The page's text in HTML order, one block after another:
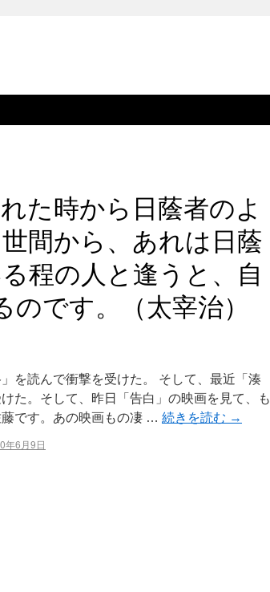
た時から日蔭者のよ
間から、あれは日蔭
程の人と逢うと、自
です。（太宰治）
を読んで衝撃を受けた。 そして、最近「湊
た。そして、昨日「告白」の映画を見て、も
です。あの映画もの凄 … 続きを読む →
年6月9日